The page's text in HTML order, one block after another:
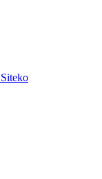
Siteko